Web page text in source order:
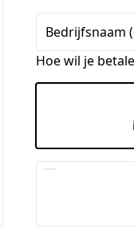
Bedrijfsnaam
Hoe wil je